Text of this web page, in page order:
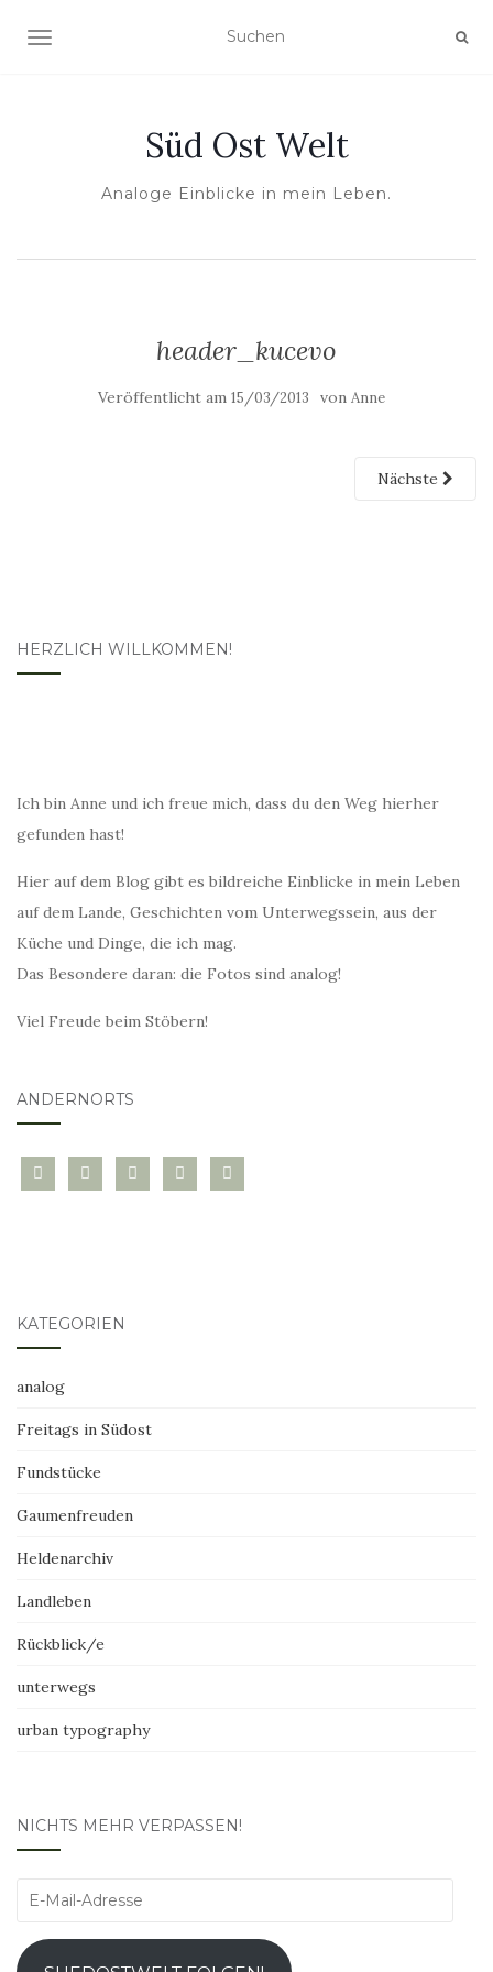
NAVIGATION UMSCHALTEN
Süd Ost Welt
Analoge Einblicke in mein Leben.
header_kucevo
Veröffentlicht am 15/03/2013 von Anne
Nächste
HERZLICH WILLKOMMEN!
Ich bin Anne und ich freue mich, dass du den Weg hierher
gefunden hast!
Hier auf dem Blog gibt es bildreiche Einblicke in mein Leben
auf dem Lande, Geschichten vom Unterwegssein, aus der
Küche und Dinge, die ich mag.
Das Besondere daran: die Fotos sind analog!
Viel Freude beim Stöbern!
ANDERNORTS
bloglovininstagramtwitter pinterest
mail
KATEGORIEN
analog
Freitags in Südost
Fundstücke
Gaumenfreuden
Heldenarchiv
Landleben
Rückblick/e
unterwegs
urban typography
NICHTS MEHR VERPASSEN!
E-
Adresse